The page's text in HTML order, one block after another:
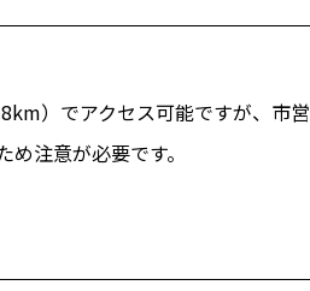
）でアクセス可能ですが、市営
注意が必要です。